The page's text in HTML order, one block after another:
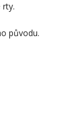
rty.
původu.